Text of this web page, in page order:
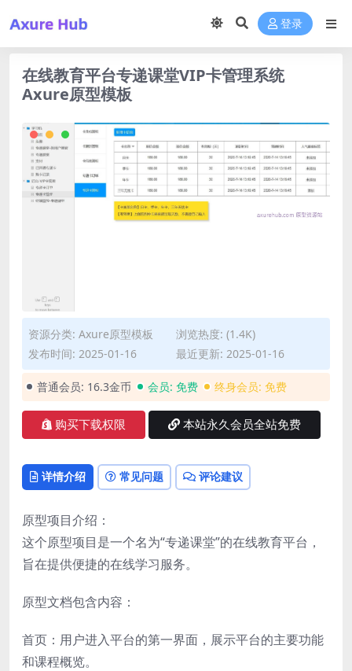
登录
在线教育平台专递课堂VIP卡管理系统
Axure原型模板
资源分类: Axure原型模板
浏览热度: (1.4K)
发布时间: 2025-01-16
最近更新: 2025-01-16
普通会员: 16.3金币 会员: 免费 终身会员: 免费
购买下载权限 本站永久会员全站免费
详情介绍 常见问题 评论建议
原型项目介绍：
这个原型项目是一个名为“专递课堂”的在线教育平台，
旨在提供便捷的在线学习服务。
原型文档包含内容：
首页：用户进入平台的第一界面，展示平台的主要功能
和课程概览。